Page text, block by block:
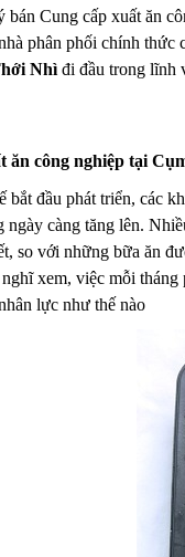
bán Cung cấp xuất ăn
phân phối chính thức
Nhìđi đầu trong lĩnh
ăn công nghiệp tại
bắt đầu phát triển, các
ngày càng tăng lên.
so với những bữa ăn
xem, việc mỗi tháng
lực như thế nào